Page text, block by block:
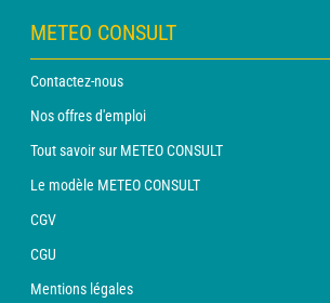
METEO CONSULT
Contactez-nous
Nos offres d'emploi
Tout savoir sur METEO CONSULT
Le modèle METEO CONSULT
CGV
CGU
Mentions légales